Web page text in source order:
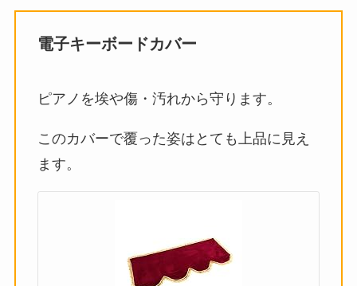
電子キーボードカバー
ピアノを埃や傷・汚れから守ります。
このカバーで覆った姿はとても上品に見え
ます。